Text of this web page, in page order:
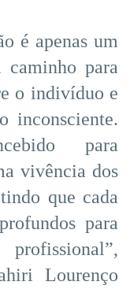
é apenas um
caminho para
o indivíduo e
inconsciente.
para
vivência dos
que cada
para
Lourenço